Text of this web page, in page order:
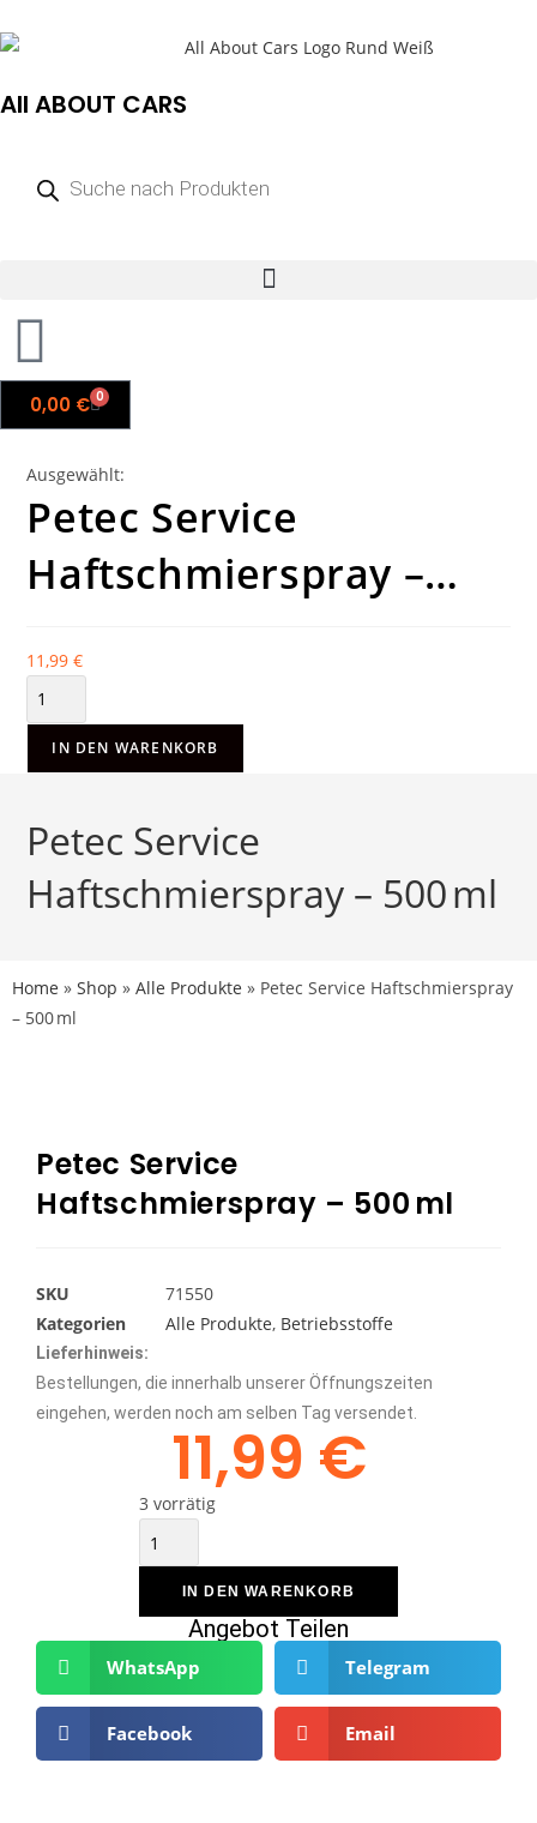
All ABOUT CARS
0,00 € 0
Ausgewählt:
Petec Service
Haftschmierspray –…
11,99€
IN DEN WARENKORB
Petec Service
Haftschmierspray – 500 ml
Home » Shop » Alle Produkte » Petec Service Haftschmierspray
– 500 ml
Petec Service
Haftschmierspray – 500 ml
SKU
71550
Kategorien
Alle Produkte, Betriebsstoffe
Lieferhinweis:
Bestellungen, die innerhalb unserer Öffnungszeiten
eingehen, werden noch am selben Tag versendet.
11,99 €
3 vorrätig
IN DEN WARENKORB
Angebot Teilen
WhatsApp Telegram
Facebook Email